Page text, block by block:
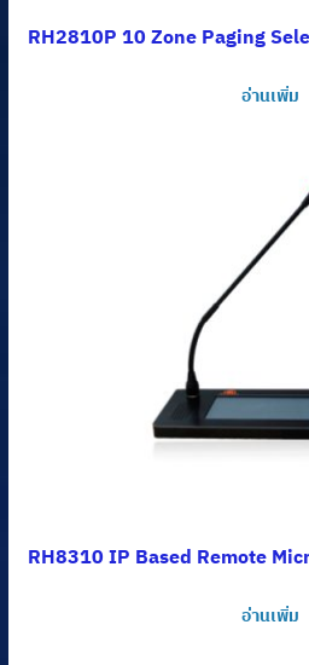
RH2810P 10 Zone Paging
อ่านเพิ่ม
RH8310 IP Based Remote
อ่านเพิ่ม